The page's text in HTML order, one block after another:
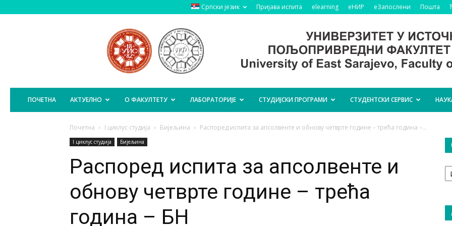
Српски језик Пријава испита elearning еНИР еЗапослени Пошта
Пољопривредни
Факултет
Источно
Сарајево
ПОЧЕТНА АКТУЕЛНО О ФАКУЛТЕТУ ЛАБОРАТОРИЈЕ СТУДИЈСКИ ПРОГРАМИ СТУДЕНТСКИ СЕРВИС
Почетна I циклус студија Бијељина Распоред испита за апсолвенте и обнову четврте године – трећа година –...
I циклус студија Бијељина
Распоред испита за апсолвенте и
обнову четврте године – трећа
година – БН